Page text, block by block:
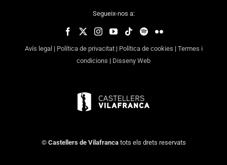
Segueix-nos a:
Avís legal| Política de privacitat| Política de cookies | Termes i
condicions | Disseny Web
© Castellers de Vilafrancatots els drets reservats